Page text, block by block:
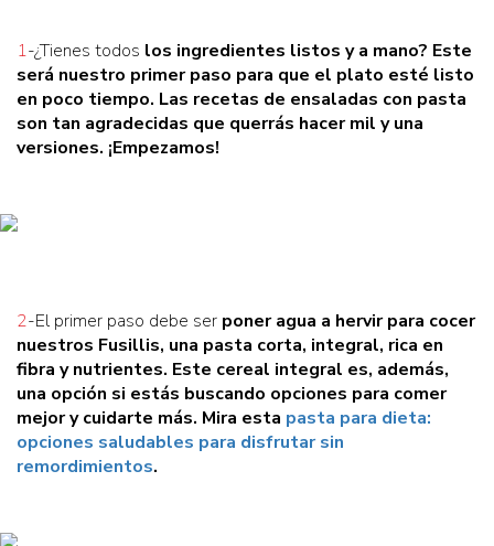
1-¿Tienes todos los ingredientes listos y a mano? Este
será nuestro primer paso para que el plato esté listo
en poco tiempo. Las recetas de ensaladas con pasta
son tan agradecidas que querrás hacermil y una
versiones. ¡Empezamos!
2-El primer paso debe ser poner agua a hervir para cocer
nuestros Fusillis, una pasta corta, integral, rica en
fibra y nutrientes. Este cereal integral es, además,
una opción si estás buscando opciones para comer
mejor y cuidarte más. Mira esta pasta para dieta:
opciones saludables para disfrutar sin
remordimientos.